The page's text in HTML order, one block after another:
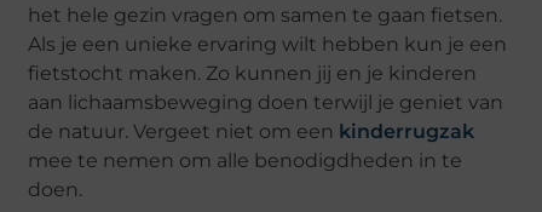
het hele gezin vragen om samen te gaan fietsen.
Als je een unieke ervaring wilt hebben kun je een
fietstocht maken. Zo kunnen jij en je kinderen
aan lichaamsbeweging doen terwijl je geniet van
de natuur. Vergeet niet om een ​​ kinderrugzak
mee te nemen om alle benodigdheden in te
doen.